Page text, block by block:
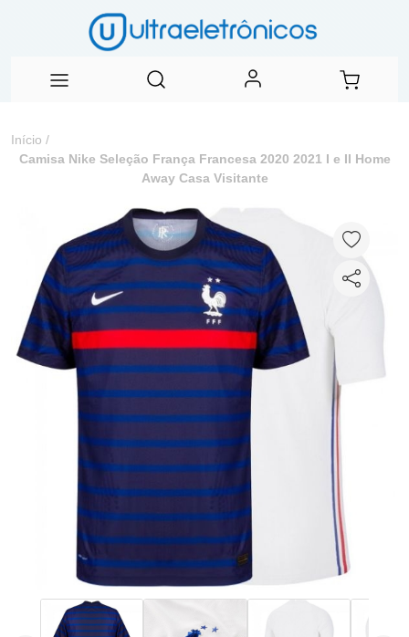
Início /
Camisa Nike Seleção França Francesa 2020 2021 I e II Home
Away Casa Visitante